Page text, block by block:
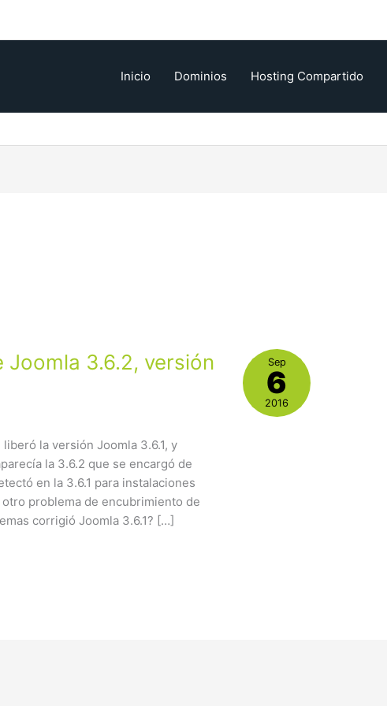
Inicio Dominios Hosting Compartido
Joomla 3.6.2, versión
la versión Joomla 3.6.1, y
la 3.6.2 que se encargó de
en la 3.6.1 para instalaciones
problema de encubrimiento de
corrigió Joomla 3.6.1? […]
Sep
6
2016